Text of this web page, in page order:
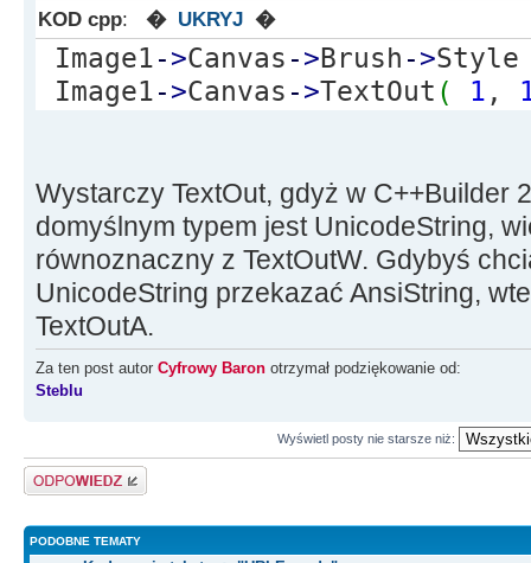
KOD cpp: � UKRYJ �
Image1->Canvas ->Brush ->
Image1->Canvas ->TextOut ( 1 ,
Wystarczy TextOut, gdyż w C++Builder
domyślnym typem jest UnicodeString,
równoznaczny z TextOutW. Gdybyś
UnicodeString przekazać AnsiString,
TextOutA.
Za ten post autor Cyfrowy Baron otrzymał podziękowanie od:
Steblu
Wyświetl posty nie starsze niż:
Odpowiedz
PODOBNE TEMATY